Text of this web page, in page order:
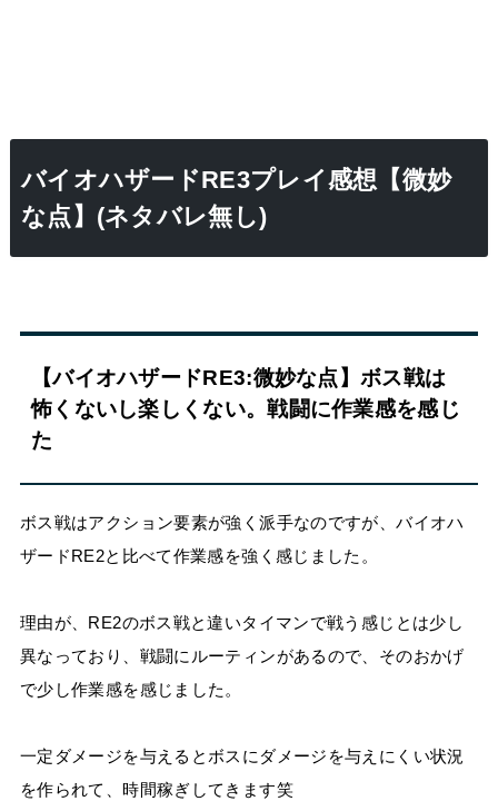
バイオハザードRE3プレイ感想【微妙
な点】(ネタバレ無し)
【バイオハザードRE3:微妙な点】ボス戦は
怖くないし楽しくない。戦闘に作業感を感じ
た
ボス戦はアクション要素が強く派手なのですが、バイオハ
ザードRE2と比べて作業感を強く感じました。
理由が、RE2のボス戦と違いタイマンで戦う感じとは少し
異なっており、戦闘にルーティンがあるので、そのおかげ
で少し作業感を感じました。
一定ダメージを与えるとボスにダメージを与えにくい状況
を作られて、時間稼ぎしてきます笑